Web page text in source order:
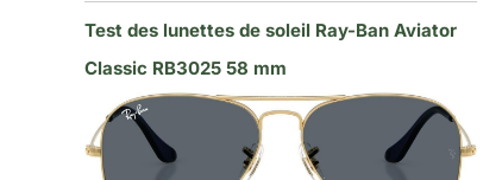
Test des lunettes de soleil Ray-Ban Aviator
Classic RB3025 58 mm